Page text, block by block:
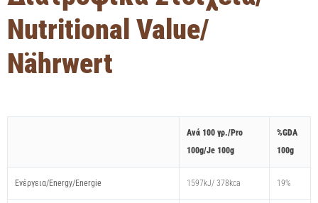
Νutritional Value/
Nährwert
Aνά 100 γρ./Pro
100g/Je 100g
%GDA
100g
Ενέργεια/Energy/Energie 1597kJ/ 378kca 19%